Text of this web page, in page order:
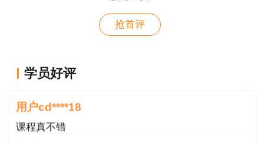
抢首评
学员好评
老师讲的深入浅出，风趣幽默。编的记忆口诀也很助
用户zh****86
用户cd****18
课程真不错